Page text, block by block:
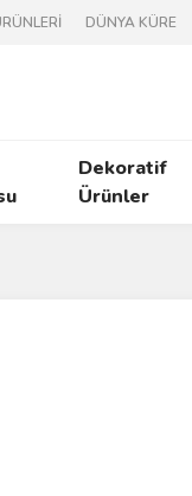
DÜNYA KÜRE
Dekoratif
Ürünler